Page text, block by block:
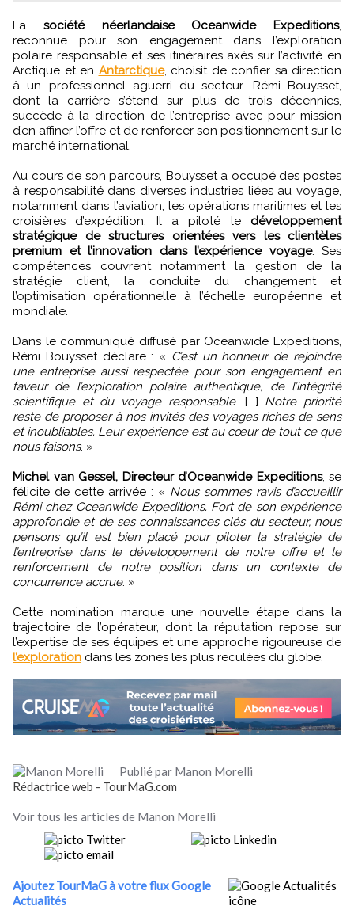
La société néerlandaise Oceanwide Expeditions,
reconnue pour son engagement dans l’exploration
polaire responsable et ses itinéraires axés sur l’activité en
Arctique et en Antarctique, choisit de confier sa direction
à un professionnel aguerri du secteur. Rémi Bouysset,
dont la carrière s’étend sur plus de trois décennies,
succède à la direction de l’entreprise avec pour mission
d’en affiner l’offre et de renforcer son positionnement sur le
marché international.
Au cours de son parcours, Bouysset a occupé des postes
à responsabilité dans diverses industries liées au voyage,
notamment dans l’aviation, les opérations maritimes et les
croisières d’expédition. Il a piloté le développement
stratégique de structures orientées vers les clientèles
premium et l’innovation dans l’expérience voyage. Ses
compétences couvrent notamment la gestion de la
stratégie client, la conduite du changement et
l’optimisation opérationnelle à l’échelle européenne et
mondiale.
Dans le communiqué diffusé par Oceanwide Expeditions,
Rémi Bouysset déclare : « C’est un honneur de rejoindre
une entreprise aussi respectée pour son engagement en
faveur de l’exploration polaire authentique, de l’intégrité
scientifique et du voyage responsable. [...] Notre priorité
reste de proposer à nos invités des voyages riches de sens
et inoubliables. Leur expérience est au cœur de tout ce que
nous faisons. »
Michel van Gessel, Directeur d’Oceanwide Expeditions, se
félicite de cette arrivée : « Nous sommes ravis d’accueillir
Rémi chez Oceanwide Expeditions. Fort de son expérience
approfondie et de ses connaissances clés du secteur, nous
pensons qu’il est bien placé pour piloter la stratégie de
l’entreprise dans le développement de notre offre et le
renforcement de notre position dans un contexte de
concurrence accrue. »
Cette nomination marque une nouvelle étape dans la
trajectoire de l’opérateur, dont la réputation repose sur
l’expertise de ses équipes et une approche rigoureuse de
l’exploration dans les zones les plus reculées du globe.
Publié par Manon Morelli
Rédactrice web - TourMaG.com
Voir tous les articles de Manon Morelli
Ajoutez TourMaG à votre flux Google
Actualités